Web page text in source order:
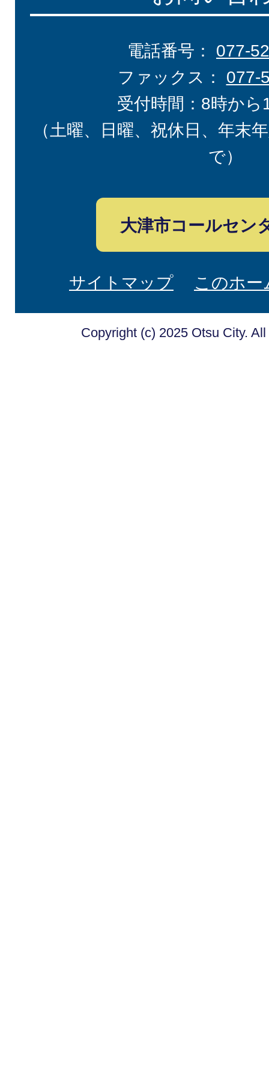
電話番号： 077-
ファックス： 077-
受付時間：8時から
（土曜、日曜、祝休日、年末
で）
大津市コールセン
サイトマップ このホ
Copyright (c) 2025 Otsu City.